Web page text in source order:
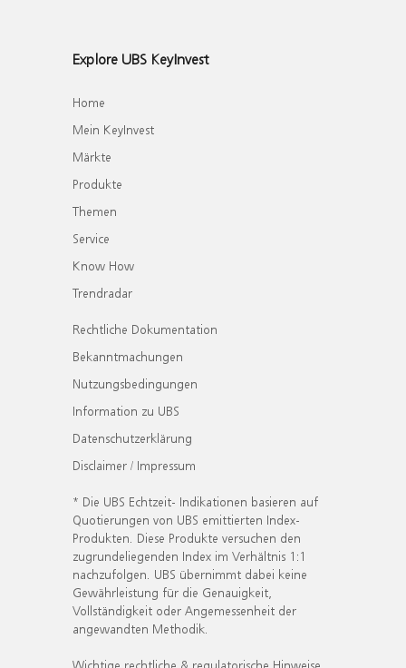
Explore UBS KeyInvest
Home
Mein KeyInvest
Märkte
Produkte
Themen
Service
Know How
Trendradar
Rechtliche Dokumentation
Bekanntmachungen
Nutzungsbedingungen
Information zu UBS
Datenschutzerklärung
Disclaimer / Impressum
* Die UBS Echtzeit- Indikationen basieren auf
Quotierungen von UBS emittierten Index-
Produkten. Diese Produkte versuchen den
zugrundeliegenden Index im Verhältnis 1:1
nachzufolgen. UBS übernimmt dabei keine
Gewährleistung für die Genauigkeit,
Vollständigkeit oder Angemessenheit der
angewandten Methodik.